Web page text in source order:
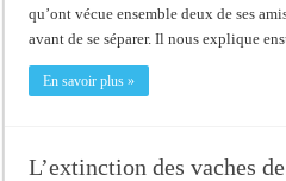
qu’ont vécue ensemble deux de ses
avant de se séparer. Il nous explique
En savoir plus »
L’extinction des vaches